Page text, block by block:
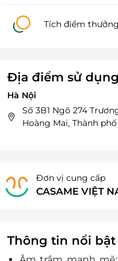
Tích điểm
Địa điểm sử dụng
Hà Nội
Số 3B1 Ngõ 274
Hoàng Mai, Thành
Đơn vị cung cấp
CASAME VIỆT
Thông tin nổi bật